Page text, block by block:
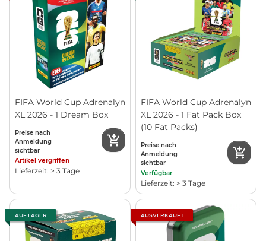
FIFA World Cup Adrenalyn
XL 2026 - 1 Dream Box
Preise nach
Anmeldung
sichtbar
Artikel vergriffen
Lieferzeit: > 3 Tage
FIFA World Cup Adrenalyn
XL 2026 - 1 Fat Pack Box
(10 Fat Packs)
Preise nach
Anmeldung
sichtbar
Verfügbar
Lieferzeit: > 3 Tage
AUF LAGER AUSVERKAUFT